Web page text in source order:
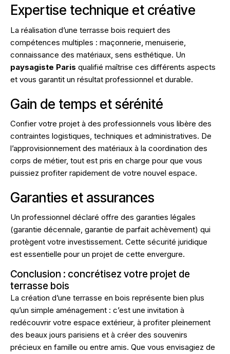
Expertise technique et créative
La réalisation d’une terrasse bois requiert des
compétences multiples : maçonnerie, menuiserie,
connaissance des matériaux, sens esthétique. Un
paysagiste Paris qualifié maîtrise ces différents aspects
et vous garantit un résultat professionnel et durable.
Gain de temps et sérénité
Confier votre projet à des professionnels vous libère des
contraintes logistiques, techniques et administratives. De
l’approvisionnement des matériaux à la coordination des
corps de métier, tout est pris en charge pour que vous
puissiez profiter rapidement de votre nouvel espace.
Garanties et assurances
Un professionnel déclaré offre des garanties légales
(garantie décennale, garantie de parfait achèvement) qui
protègent votre investissement. Cette sécurité juridique
est essentielle pour un projet de cette envergure.
Conclusion : concrétisez votre projet de
terrasse bois
La création d’une terrasse en bois représente bien plus
qu’un simple aménagement : c’est une invitation à
redécouvrir votre espace extérieur, à profiter pleinement
des beaux jours parisiens et à créer des souvenirs
précieux en famille ou entre amis. Que vous envisagiez de